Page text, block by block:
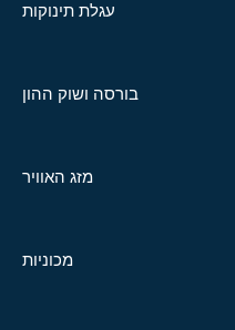
עגלת תינוקות
בורסה ושוק ההון
מזג האוויר
מכוניות